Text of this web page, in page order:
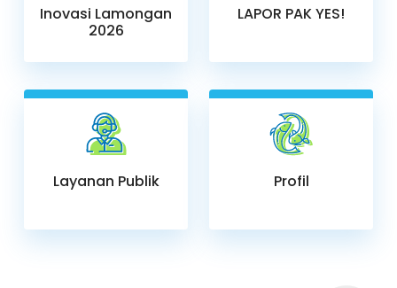
Inovasi Lamongan
2026
LAPOR PAK YES!
Layanan Publik Profil